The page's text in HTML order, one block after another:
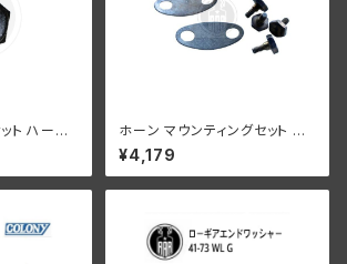
ト ハーレ
リンガー
ホーン マウンティングセット ハ
ーレーダビッドソン 1949年以
降 パンヘッド
¥4,179